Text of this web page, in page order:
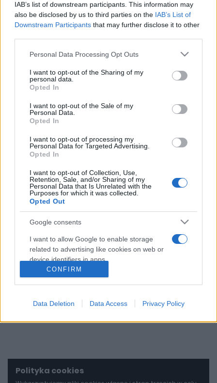
IAB’s list of downstream participants. This information may
also be disclosed by us to third parties on the IAB’s List of
Downstream Participants that may further disclose it to other
Please note that this website/app uses one or more Google
not limited to your visit or usage behaviour. You may click to
grant or deny consent to Google and its third-party tags to
use your data for below specified purposes in below Google
consent section.
Personal Data Processing Opt Outs
I want to opt-out of the Sharing of my
personal data.
Opted In
I want to opt-out of the Sale of my
Personal Data.
Opted In
I want to opt-out of processing my
Personal Data for Targeted Advertising.
Opted In
I want to opt-out of Collection, Use,
Retention, Sale, and/or Sharing of my
Personal Data that Is Unrelated with the
Purposes for which it was collected.
Opted Out
Google consents
I want to allow Google to enable storage
related to advertising like cookies on web or
device identifiers in apps.
I want to allow my user data to be sent to
I want to allow Google to send me
device identifiers in apps.
I want to allow Google to enable storage
CONFIRM
Data Deletion Data Access Privacy Policy
4 ZDJĘĆ
PRODUCENCI I RYNEK
Hyundai zrobił
najmniejszego
crossovera na świecie.
Kupisz go w Polsce
Piotr Zajt
10 ZDJĘĆ
NOWOŚCI I PREMIERY
Inster. Koreańczycy
wybierają rozmiar mini
NOWOŚCI I PREMIERY
12 ZDJĘĆ
Koreański elektryk za
rozsądne pieniądze.
Hyundai Inster 2025
podbije miasta
Maciej Kuchno
Polityka cookies